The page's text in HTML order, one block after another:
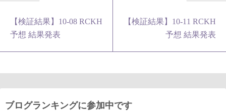
【検証結果】10-08 RCKH
予想 結果発表
【検証結果】10-11 RCKH
予想 結果発表
ブログランキングに参加中です